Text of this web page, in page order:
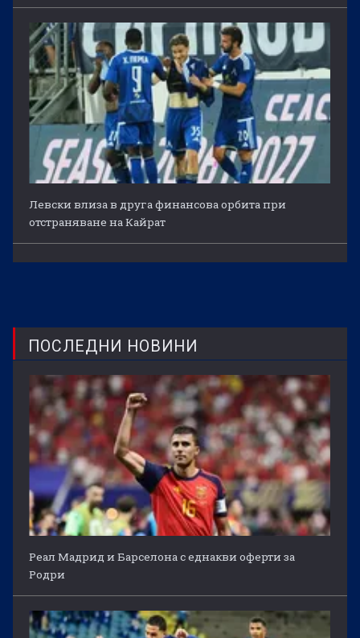
Левски влиза в друга финансова орбита при
отстраняване на Кайрат
ПОСЛЕДНИ НОВИНИ
Реал Мадрид и Барселона с еднакви оферти за
Родри